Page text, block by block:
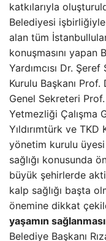
katkılarıyla
Belediyesi
alan tüm
konuşmasını yapan
Yardımcısı Dr.
Kurulu Başkanı
Genel Sekreteri
Yetmezliği Çalışma
Yıldırımtürk ve
yönetim kurulu
sağlığı konusunda
büyük şehirlerde
kalp sağlığı başta
önemine dikkat
yaşamın
Belediye Başkanı